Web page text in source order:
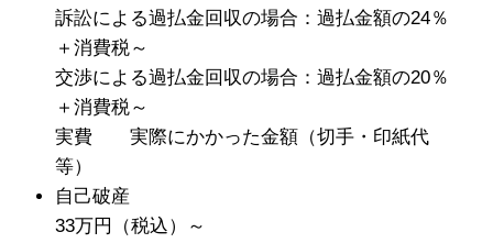
訴訟による過払金回収の場合：過払金額の24％
＋消費税～
交渉による過払金回収の場合：過払金額の20％
＋消費税～
実費 実際にかかった金額（切手・印紙代
等）
自己破産
33万円（税込）～